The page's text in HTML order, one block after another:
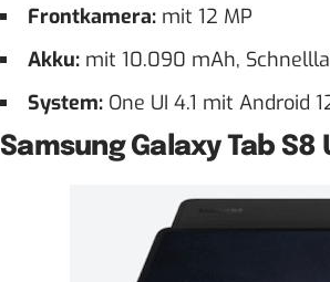
Frontkamera: mit 12 MP
Akku: mit 10.090 mAh,
System: One UI 4.1 mit Android
Samsung Galaxy Tab S8